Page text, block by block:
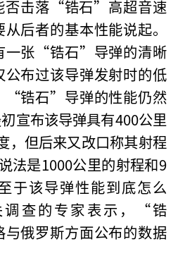
否击落“锆石”高超音速
后者的基本性能说起。
一张“锆石”导弹的清晰
布过该导弹发射时的低
“锆石”导弹的性能仍然
宣布该导弹具有400公里
，但后来又改口称其射程
法是1000公里的射程和9
于该导弹性能到底怎么
调查的专家表示，“锆
俄罗斯方面公布的数据